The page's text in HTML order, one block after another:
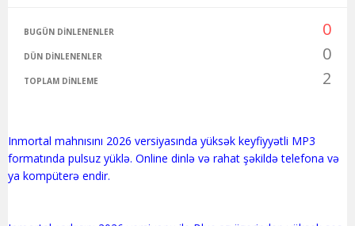
BUGÜN DINLENENLER 0
DÜN DINLENENLER 0
TOPLAM DINLEME 2
Inmortal mahnısını 2026 versiyasında yüksək keyfiyyətli MP3
formatında pulsuz yüklə. Online dinlə və rahat şəkildə telefona və
ya kompüterə endir.